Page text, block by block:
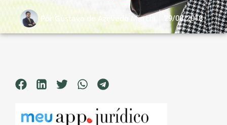
Por Gustavo de Azevedo Marchi 29/08/2018